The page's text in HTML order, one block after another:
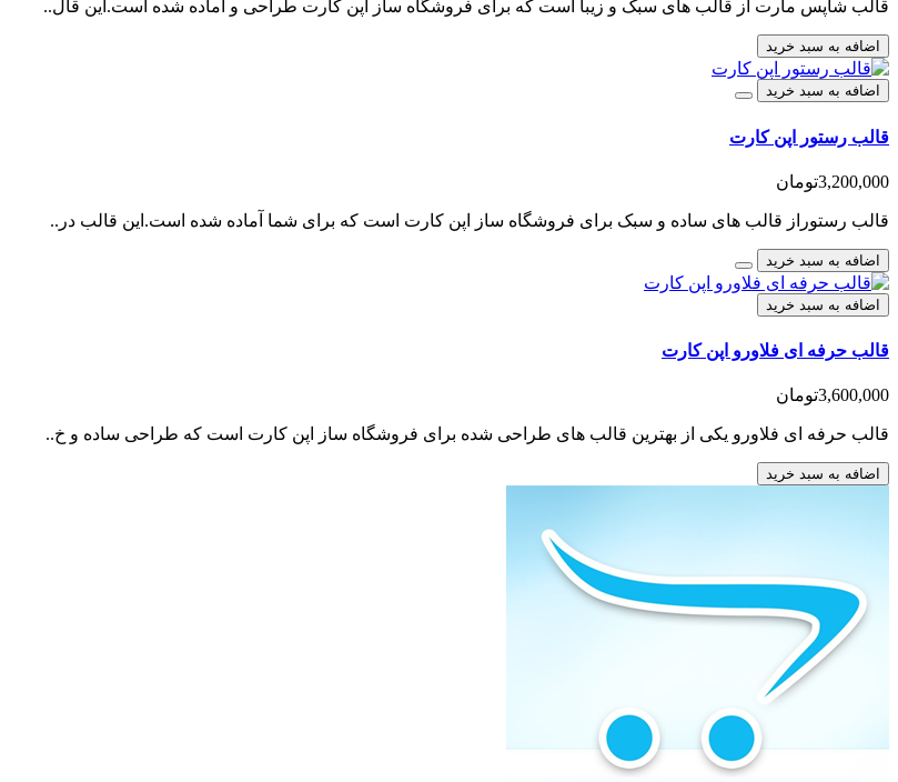
قالب شاپس مارت از قالب های سبک و زیبا است که برای فروشگاه ساز اپن کارت طراحی و آماده شده است.این قال..
اضافه به سبد خرید
اضافه به سبد خرید
قالب رستور اپن کارت
3,200,000تومان
قالب رستوراز قالب های ساده و سبک برای فروشگاه ساز اپن کارت است که برای شما آماده شده است.این قالب در..
اضافه به سبد خرید
اضافه به سبد خرید
قالب حرفه ای فلاورو اپن کارت
3,600,000تومان
قالب حرفه ای فلاورو یکی از بهترین قالب های طراحی شده برای فروشگاه ساز اپن کارت است که طراحی ساده و خ..
اضافه به سبد خرید